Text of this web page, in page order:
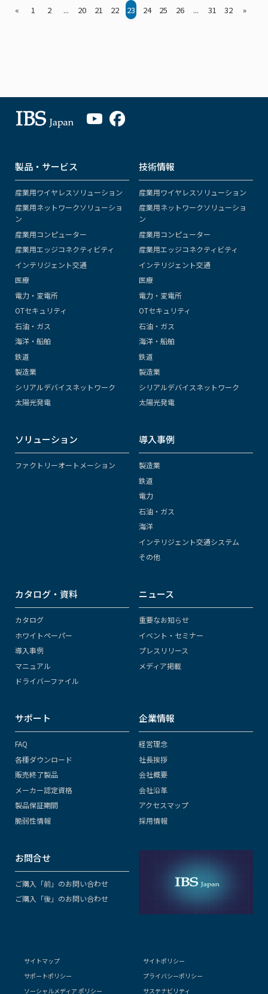
« 1 2 ... 20 21 22 23 24 25 26 ... 31 32 »
製品・サービス
産業用ワイヤレスソリューション
産業用ネットワークソリューショ
ン
産業用コンピューター
産業用エッジコネクティビティ
インテリジェント交通
医療
電力・変電所
OTセキュリティ
石油・ガス
海洋・船舶
鉄道
製造業
シリアルデバイスネットワーク
太陽光発電
技術情報
産業用ワイヤレスソリューション
産業用ネットワークソリューショ
ン
産業用コンピューター
産業用エッジコネクティビティ
インテリジェント交通
医療
電力・変電所
OTセキュリティ
石油・ガス
海洋・船舶
鉄道
製造業
シリアルデバイスネットワーク
太陽光発電
ソリューション
ファクトリーオートメーション
導入事例
製造業
鉄道
電力
石油・ガス
海洋
インテリジェント交通システム
その他
カタログ・資料
カタログ
ホワイトペーパー
導入事例
マニュアル
ドライバーファイル
ニュース
重要なお知らせ
イベント・セミナー
プレスリリース
メディア掲載
サポート
FAQ
各種ダウンロード
販売終了製品
メーカー認定資格
製品保証期間
脆弱性情報
企業情報
経営理念
社長挨拶
会社概要
会社沿革
アクセスマップ
採用情報
お問合せ
ご購入「前」のお問い合わせ
ご購入「後」のお問い合わせ
サイトマップ
サイトポリシー
サポートポリシー
プライバシーポリシー
ソーシャルメディア ポリシー
サステナビリティ